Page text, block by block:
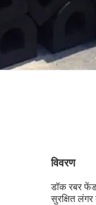
विवरण
डॉक रबर
सुरक्षित